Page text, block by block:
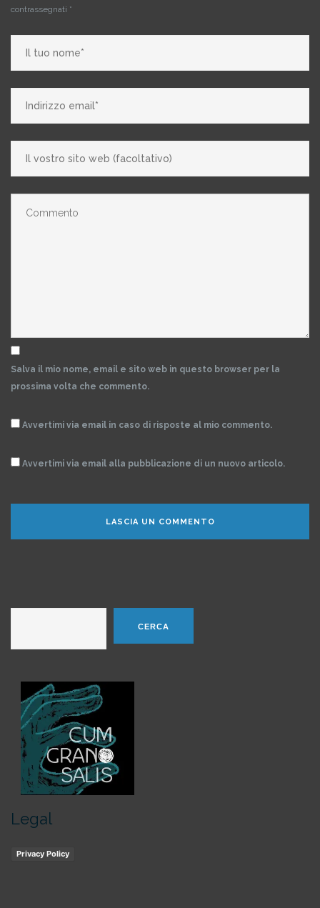
contrassegnati *
Salva il mio nome, email e sito web in questo browser per la
prossima volta che commento.
Avvertimi via email in caso di risposte al mio commento.
Avvertimi via email alla pubblicazione di un nuovo articolo.
CERCA
Legal
Privacy Policy